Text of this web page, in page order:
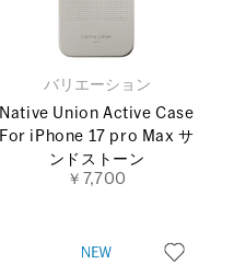
バリエーション
Native Union Active Case
For iPhone 17 pro Max サ
ンドストーン
￥7,700